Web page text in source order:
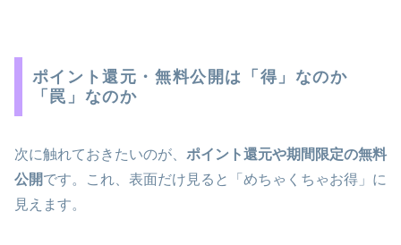
ポイント還元・無料公開は「得」なのか
「罠」なのか
次に触れておきたいのが、 ポイント還元や期間限定の無料
公開です。これ、表面だけ見ると「めちゃくちゃお得」に
見えます。